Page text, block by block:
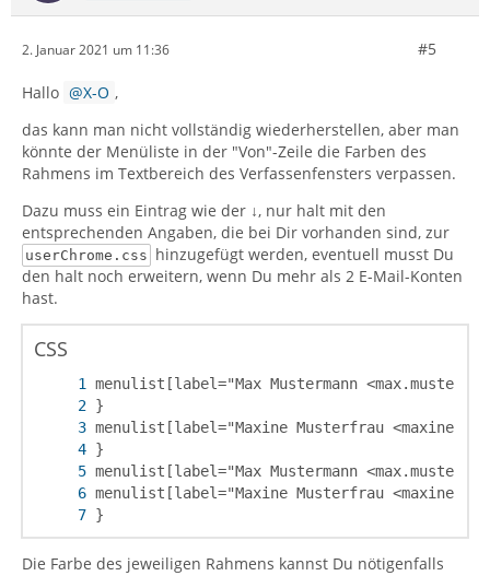
2. Januar 2021 um 11:36 #5
Hallo X-O ,
das kann man nicht vollständig wiederherstellen, aber man
könnte der Menüliste in der "Von"-Zeile die Farben des
Rahmens im Textbereich des Verfassenfensters verpassen.
Dazu muss ein Eintrag wie der ↓, nur halt mit den
entsprechenden Angaben, die bei Dir vorhanden sind, zur
userChrome.css hinzugefügt werden, eventuell musst Du
den halt noch erweitern, wenn Du mehr als 2 E-Mail-Konten
hast.
CSS
}
Die Farbe des jeweiligen Rahmens kannst Du nötigenfalls